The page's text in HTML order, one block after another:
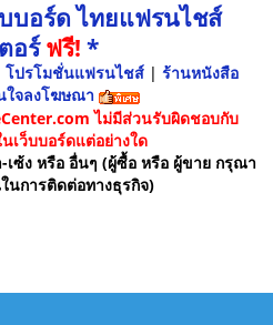
บอร์ด ไทยแฟรนไชส์
อร์ฟรี! *
โปรโมชั่นแฟรนไชส์ | ร้านหนังสือ
ใจลงโฆษณา
ไม่มีส่วนรับผิดชอบกับ
เว็บบอร์ดแต่อย่างใด
เซ้ง หรือ อื่นๆ (ผู้ซื้อ หรือ ผู้ขาย กรุณา
การติดต่อทางธุรกิจ)